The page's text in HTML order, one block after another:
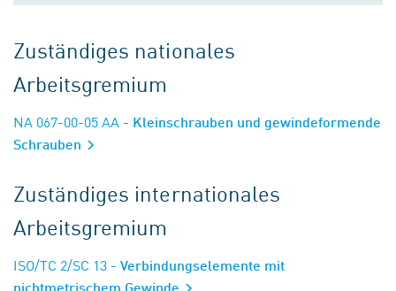
Zuständiges nationales
Arbeitsgremium
NA 067-00-05 AA - Kleinschrauben und gewindeformende
Schrauben
Zuständiges internationales
Arbeitsgremium
ISO/TC 2/SC 13 - Verbindungselemente mit
nichtmetrischem Gewinde